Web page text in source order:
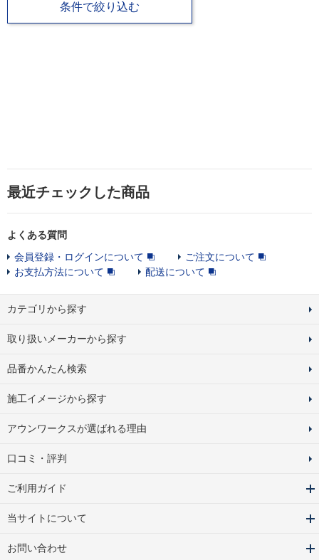
条件で絞り込む
最近チェックした商品
よくある質問
会員登録・ログインについて
ご注文について
お支払方法について
配送について
カテゴリから探す
取り扱いメーカーから探す
品番かんたん検索
施工イメージから探す
アウンワークスが選ばれる理由
口コミ・評判
ご利用ガイド
当サイトについて
お問い合わせ